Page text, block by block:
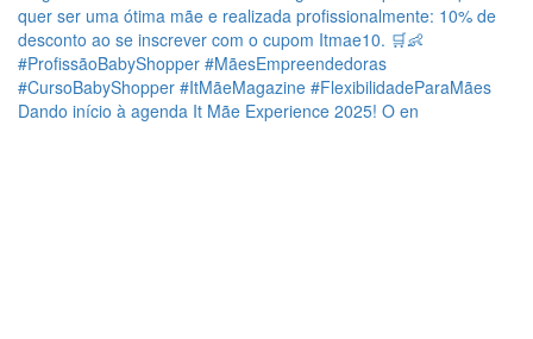
Dando início à agenda It Mãe Experience 2025! O en